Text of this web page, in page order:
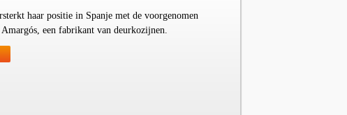
haar positie in Spanje met de voorgenomen
Amargós, een fabrikant van deurkozijnen.